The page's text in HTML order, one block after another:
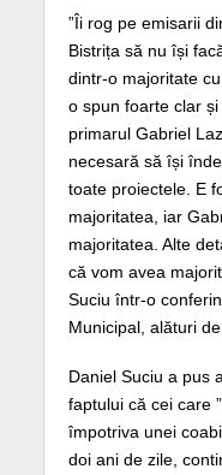
”Îi rog pe emisarii
Bistrița să nu își
dintr-o majoritate
o spun foarte clar
primarul Gabriel
necesară să își
toate proiectele. E
majoritatea, iar
majoritatea. Alte
că vom avea
Suciu într-o
Municipal, alături
Daniel Suciu a pus
faptului că cei care
împotriva unei
doi ani de zile,